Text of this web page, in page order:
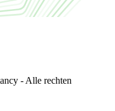
- Alle rechten